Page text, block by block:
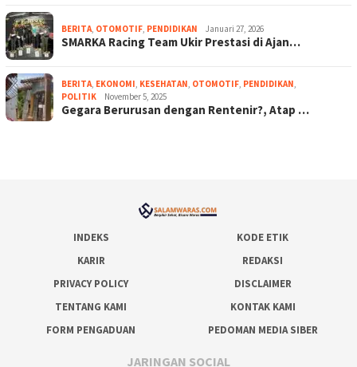
BERITA, OTOMOTIF, PENDIDIKAN Januari 27, 2026
SMARKA Racing Team Ukir Prestasi di Ajan…
BERITA, EKONOMI, KESEHATAN, OTOMOTIF, PENDIDIKAN,
POLITIK
November 5, 2025
Gegara Berurusan dengan Rentenir?, Atap …
INDEKS
KODE ETIK
KARIR
REDAKSI
PRIVACY POLICY
DISCLAIMER
TENTANG KAMI
KONTAK KAMI
FORM PENGADUAN
PEDOMAN MEDIA SIBER
JARINGAN SOCIAL